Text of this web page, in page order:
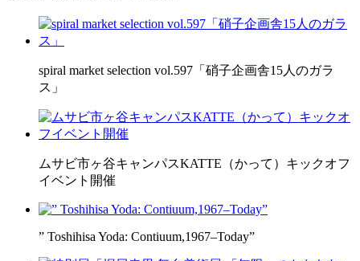
spiral market selection vol.597「硝子企画舎15人のガラ
ス」
ムサビ市ヶ谷キャンパスKATTE（かって）キックオフ
イベント開催
” Toshihisa Yoda: Contiuum,1967–Today”